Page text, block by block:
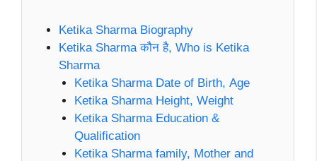
Ketika Sharma Biography
Ketika Sharma कौन है, Who is Ketika
Sharma
Ketika Sharma Date of Birth, Age
Ketika Sharma Height, Weight
Ketika Sharma Education &
Qualification
Ketika Sharma family, Mother and